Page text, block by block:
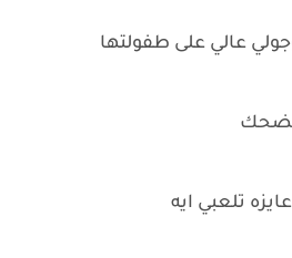
عالي على طفولتها
تلعبي ايه